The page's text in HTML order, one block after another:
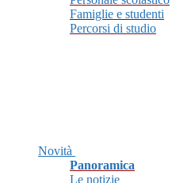
Famiglie e studenti
Percorsi di studio
Novità
Panoramica
Le notizie